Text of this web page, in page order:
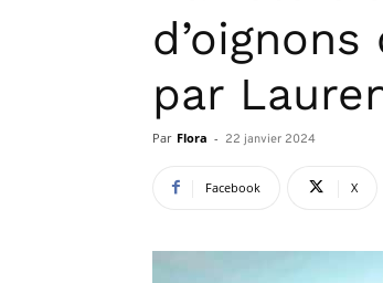
par
Par Flora - 22 janvier 2024
Facebook X